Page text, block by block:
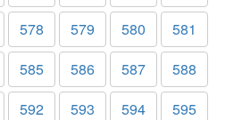
578 579 580
581
585 586 587
588
592 593 594
595